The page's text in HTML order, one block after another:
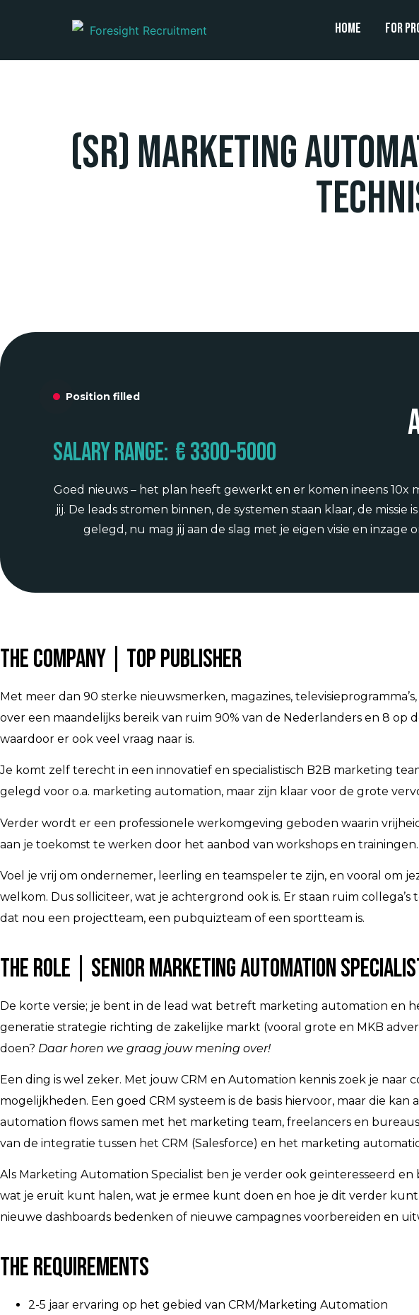
Home For
(Sr) Marketing
Position filled
Salary range: € 3300-5000
Goed nieuws – het plan heeft gewerkt en er komen ineens 10x
jij. De leads stromen binnen, de systemen staan klaar, de
gelegd, nu mag jij aan de slag met je eigen visie en inzage
The Company | Top Publisher
Met meer dan 90 sterke nieuwsmerken, magazines,
over een maandelijks bereik van ruim 90% van de Nederlanders en 8 op
waardoor er ook veel vraag naar is.
Je komt zelf terecht in een innovatief en specialistisch B2B marketing
gelegd voor o.a. marketing automation, maar zijn klaar voor de grote
Verder wordt er een professionele werkomgeving geboden waarin
aan je toekomst te werken door het aanbod van workshops en trainingen.
Voel je vrij om ondernemer, leerling en teamspeler te zijn, en vooral om
welkom. Dus solliciteer, wat je achtergrond ook is. Er staan ruim
dat nou een projectteam, een pubquizteam of een sportteam is.
The Role | Senior Marketing Automation
De korte versie; je bent in de lead wat betreft marketing automation en
generatie strategie richting de zakelijke markt (vooral grote en MKB
doen? Daar horen we graag jouw mening over!
Een ding is wel zeker. Met jouw CRM en Automation kennis zoek je naar
mogelijkheden. Een goed CRM systeem is de basis hiervoor, maar die
automation flows samen met het marketing team, freelancers en
van de integratie tussen het CRM (Salesforce) en het marketing
Als Marketing Automation Specialist ben je verder ook geïnteresseerd
wat je eruit kunt halen, wat je ermee kunt doen en hoe je dit verder kunt
nieuwe dashboards bedenken of nieuwe campagnes voorbereiden en
The Requirements
2-5 jaar ervaring op het gebied van CRM/Marketing Automation